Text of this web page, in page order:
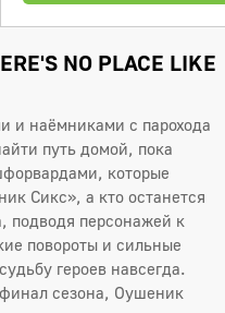
NO PLACE LIKE
и наёмниками с парохода
путь домой, пока
которые
Сикс», а кто останется
подводя персонажей к
повороты и сильные
героев навсегда.
сезона, Оушеник